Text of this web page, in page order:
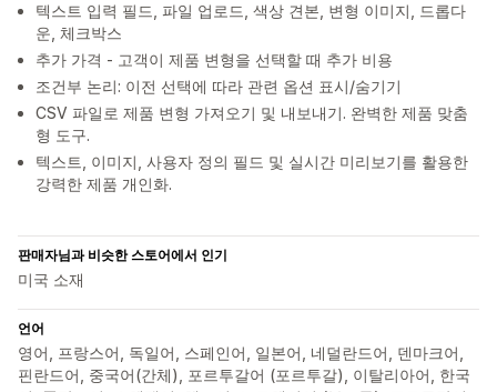
텍스트 입력 필드, 파일 업로드, 색상 견본, 변형 이미지, 드롭다
운, 체크박스
추가 가격 - 고객이 제품 변형을 선택할 때 추가 비용
조건부 논리: 이전 선택에 따라 관련 옵션 표시/숨기기
CSV 파일로 제품 변형 가져오기 및 내보내기. 완벽한 제품 맞춤
형 도구.
텍스트, 이미지, 사용자 정의 필드 및 실시간 미리보기를 활용한
강력한 제품 개인화.
판매자님과 비슷한 스토어에서 인기
미국 소재
언어
영어, 프랑스어, 독일어, 스페인어, 일본어, 네덜란드어, 덴마크어,
핀란드어, 중국어(간체), 포르투갈어 (포르투갈), 이탈리아어, 한국